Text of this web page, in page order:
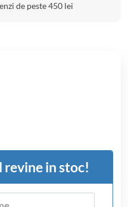
de peste 450 lei
revine in stoc!